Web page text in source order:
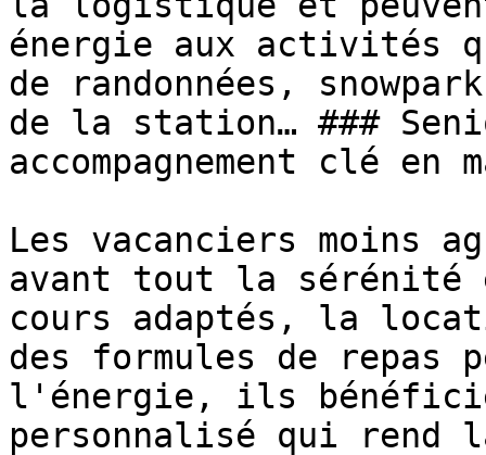
énergie aux activités
de randonnées,
de la station… ###
accompagnement clé en
Les vacanciers moins
avant tout la sérénité
cours adaptés, la
des formules de repas
l'énergie, ils
personnalisé qui rend